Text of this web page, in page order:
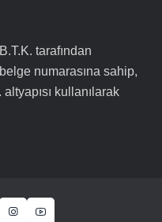
tarafından
numarasına sahip,
kullanılarak